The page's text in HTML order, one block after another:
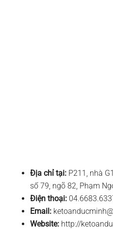
Địa chỉ tại: P211, nhà
số 79, ngõ 82, Phạm
Điện thoại:
Email:
Website: http://